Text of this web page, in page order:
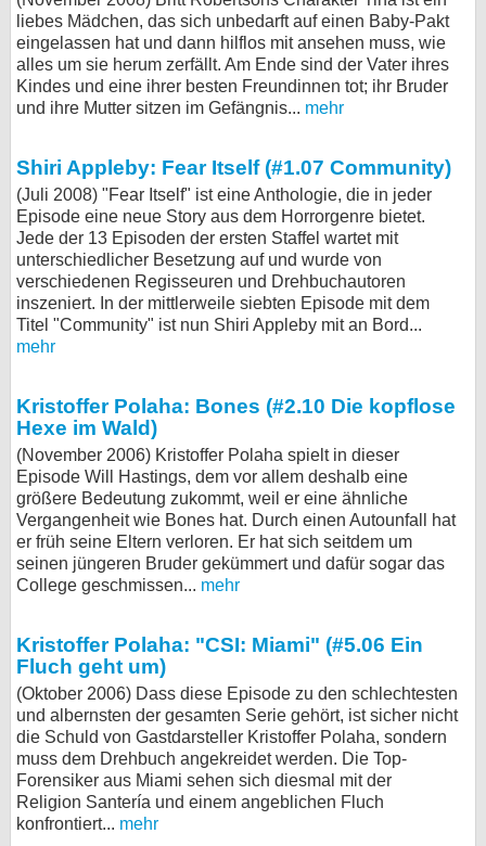
liebes Mädchen, das sich unbedarft auf einen Baby-Pakt
eingelassen hat und dann hilflos mit ansehen muss, wie
alles um sie herum zerfällt. Am Ende sind der Vater ihres
Kindes und eine ihrer besten Freundinnen tot; ihr Bruder
und ihre Mutter sitzen im Gefängnis... mehr
Shiri Appleby: Fear Itself (#1.07 Community)
(Juli 2008) "Fear Itself" ist eine Anthologie, die in jeder
Episode eine neue Story aus dem Horrorgenre bietet.
Jede der 13 Episoden der ersten Staffel wartet mit
unterschiedlicher Besetzung auf und wurde von
verschiedenen Regisseuren und Drehbuchautoren
inszeniert. In der mittlerweile siebten Episode mit dem
Titel "Community" ist nun Shiri Appleby mit an Bord...
mehr
Kristoffer Polaha: Bones (#2.10 Die kopflose
Hexe im Wald)
(November 2006) Kristoffer Polaha spielt in dieser
Episode Will Hastings, dem vor allem deshalb eine
größere Bedeutung zukommt, weil er eine ähnliche
Vergangenheit wie Bones hat. Durch einen Autounfall hat
er früh seine Eltern verloren. Er hat sich seitdem um
seinen jüngeren Bruder gekümmert und dafür sogar das
College geschmissen... mehr
Kristoffer Polaha: "CSI: Miami" (#5.06 Ein
Fluch geht um)
(Oktober 2006) Dass diese Episode zu den schlechtesten
und albernsten der gesamten Serie gehört, ist sicher nicht
die Schuld von Gastdarsteller Kristoffer Polaha, sondern
muss dem Drehbuch angekreidet werden. Die Top-
Forensiker aus Miami sehen sich diesmal mit der
Religion Santería und einem angeblichen Fluch
konfrontiert... mehr